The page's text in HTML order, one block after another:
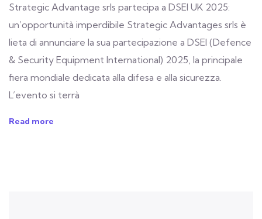
Strategic Advantage srls partecipa a DSEI UK 2025:
un’opportunità imperdibile Strategic Advantages srls è
lieta di annunciare la sua partecipazione a DSEI (Defence
& Security Equipment International) 2025, la principale
fiera mondiale dedicata alla difesa e alla sicurezza.
L’evento si terrà
Read more